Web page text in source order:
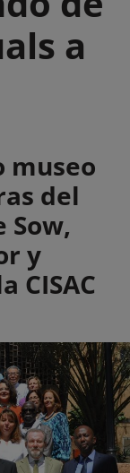
a
museo
del
Sow,
y
CISAC